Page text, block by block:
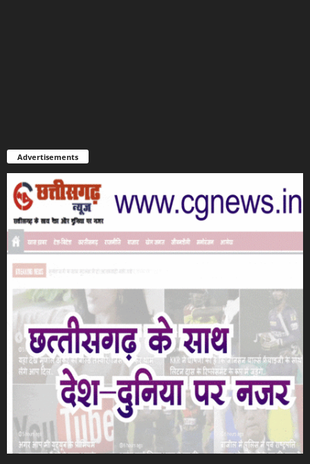
Advertisements